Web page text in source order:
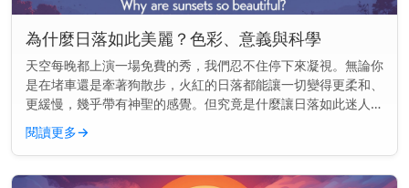
為什麼日落如此美麗？色彩、意義與科學
天空每晚都上演一場免費的秀，我們忍不住停下來凝視。無論你
是在堵車還是牽著狗散步，火紅的日落都能讓一切變得更柔和、
更緩慢，幾乎帶有神聖的感覺。但究竟是什麼讓日落如此迷人
——為什麼它們似乎能觸動我們內心深處的某些東西？ 主要見
解： 日落之所以美...
閱讀更多→